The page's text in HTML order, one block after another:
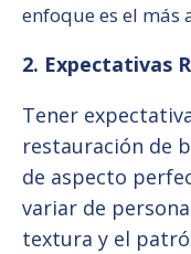
enfoque es el más
2. Expectativas
Tener
restauración de
de aspecto
variar de
textura y el